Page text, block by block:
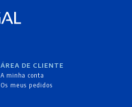
ÁREA DE CLIENTE
A minha conta
Os meus pedidos